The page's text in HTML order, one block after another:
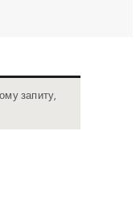
запиту,